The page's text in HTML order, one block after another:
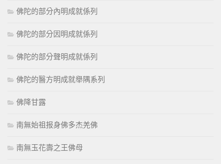
佛陀的部分內明成就係列
佛陀的部分因明成就係列
佛陀的部分聲明成就係列
佛陀的醫方明成就舉隅系列
佛降甘露
南無始祖报身佛多杰羌佛
南無玉花壽之王佛母